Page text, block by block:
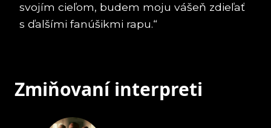
svojím cieľom, budem moju vášeň zdieľať
s ďalšími fanúšikmi rapu.“
Zmiňovaní interpreti